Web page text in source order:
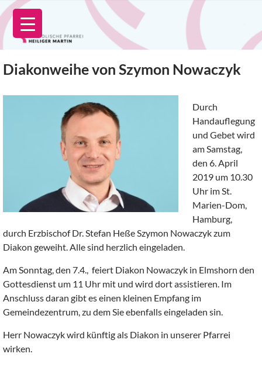
Zum
Inhalt
springen
Diakonweihe von Szymon Nowaczyk
Durch
Handauflegung
und Gebet wird
am Samstag,
den 6. April
2019 um 10.30
Uhr im St.
Marien-Dom,
Hamburg,
durch Erzbischof Dr. Stefan Heße Szymon Nowaczyk zum
Diakon geweiht. Alle sind herzlich eingeladen.
Am Sonntag, den 7.4., feiert Diakon Nowaczyk in Elmshorn den
Gottesdienst um 11 Uhr mit und wird dort assistieren. Im
Anschluss daran gibt es einen kleinen Empfang im
Gemeindezentrum, zu dem Sie ebenfalls eingeladen sin.
Herr Nowaczyk wird künftig als Diakon in unserer Pfarrei
wirken.